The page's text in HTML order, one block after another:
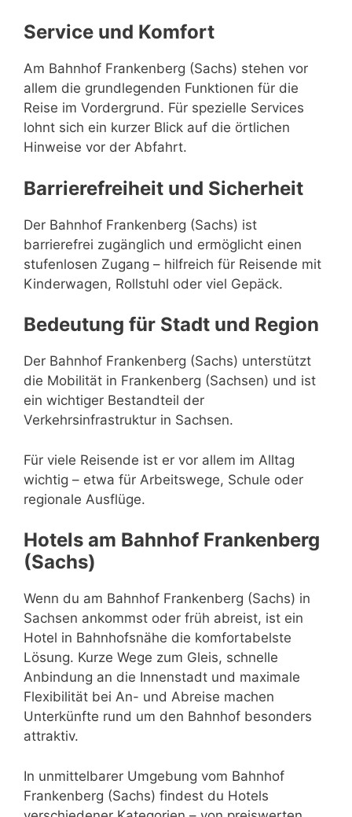
Service und Komfort
Am Bahnhof Frankenberg (Sachs) stehen vor
allem die grundlegenden Funktionen für die
Reise im Vordergrund. Für spezielle Services
lohnt sich ein kurzer Blick auf die örtlichen
Hinweise vor der Abfahrt.
Barrierefreiheit und Sicherheit
Der Bahnhof Frankenberg (Sachs) ist
barrierefrei zugänglich und ermöglicht einen
stufenlosen Zugang – hilfreich für Reisende mit
Kinderwagen, Rollstuhl oder viel Gepäck.
Bedeutung für Stadt und Region
Der Bahnhof Frankenberg (Sachs) unterstützt
die Mobilität in Frankenberg (Sachsen) und ist
ein wichtiger Bestandteil der
Verkehrsinfrastruktur in Sachsen.
Für viele Reisende ist er vor allem im Alltag
wichtig – etwa für Arbeitswege, Schule oder
regionale Ausflüge.
Hotels am Bahnhof Frankenberg
(Sachs)
Wenn du am Bahnhof Frankenberg (Sachs) in
Sachsen ankommst oder früh abreist, ist ein
Hotel in Bahnhofsnähe die komfortabelste
Lösung. Kurze Wege zum Gleis, schnelle
Anbindung an die Innenstadt und maximale
Flexibilität bei An- und Abreise machen
Unterkünfte rund um den Bahnhof besonders
attraktiv.
In unmittelbarer Umgebung vom Bahnhof
Frankenberg (Sachs) findest du Hotels